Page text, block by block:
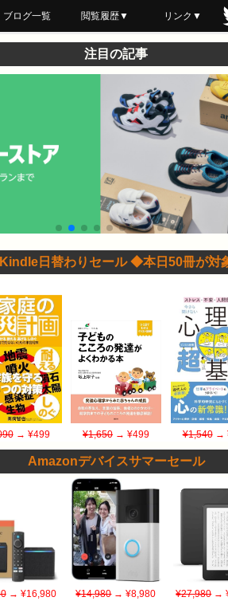
ブログ一覧 閲覧履歴▼
最近読んだ
あとで読む
ブックマーク
リンク▼
注目の記事
Kindle日替わりセール ◆本日50冊が対
→ ¥499 ¥1,650 → ¥499 ¥1,540→
Amazonデバイスサマーセール
→ ¥16,980 ¥14,980→ ¥8,980 ¥27,980→